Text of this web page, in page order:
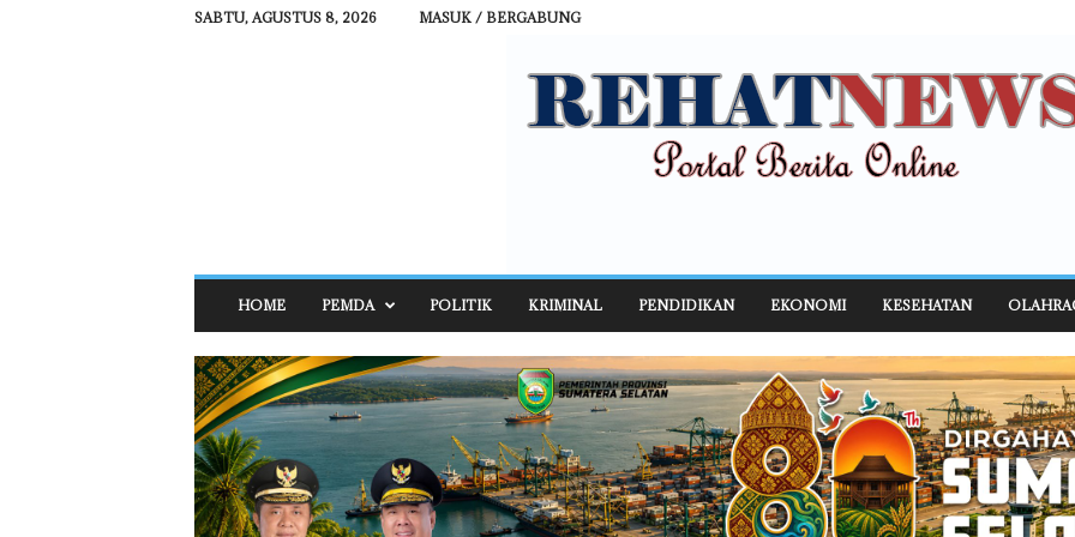
SABTU, AGUSTUS 8, 2026 MASUK / BERGABUNG
H
A
T
N
E
W
S
HOME PEMDA POLITIK KRIMINAL PENDIDIKAN EKONOMI KESEHATAN